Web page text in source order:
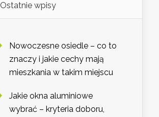
Ostatnie wpisy
Nowoczesne osiedle – co to
znaczy i jakie cechy mają
mieszkania w takim miejscu
Jakie okna aluminiowe
wybrać – kryteria doboru,